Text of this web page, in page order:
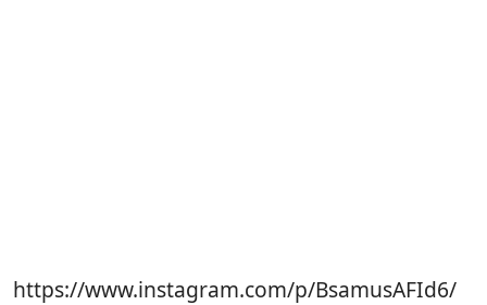
https://www.instagram.com/p/BsamusAFId6/